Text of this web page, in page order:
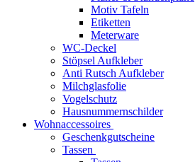
Motiv Tafeln
Etiketten
Meterware
WC-Deckel
Stöpsel Aufkleber
Anti Rutsch Aufkleber
Milchglasfolie
Vogelschutz
Hausnummernschilder
Wohnaccessoires
Geschenkgutscheine
Tassen